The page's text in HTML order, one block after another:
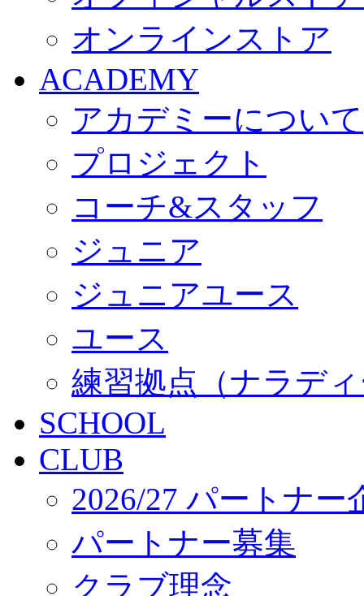
オンラインストア
ACADEMY
アカデミーについて
プロジェクト
コーチ&スタッフ
ジュニア
ジュニアユース
ユース
練習拠点（ナラデ
SCHOOL
CLUB
2026/27 パートナー
パートナー募集
クラブ理念